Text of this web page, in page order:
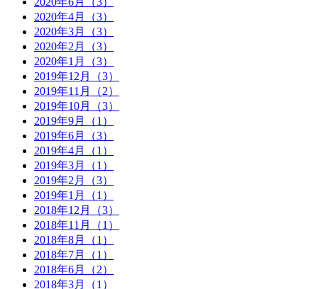
2020年4月（3）
2020年3月（3）
2020年2月（3）
2020年1月（3）
2019年12月（3）
2019年11月（2）
2019年10月（3）
2019年9月（1）
2019年6月（3）
2019年4月（1）
2019年3月（1）
2019年2月（3）
2019年1月（1）
2018年12月（3）
2018年11月（1）
2018年8月（1）
2018年7月（1）
2018年6月（2）
2018年3月（1）